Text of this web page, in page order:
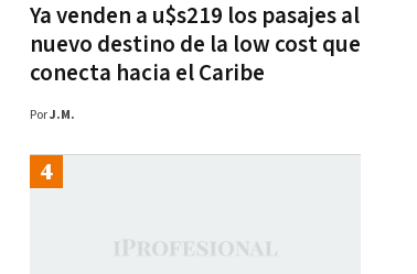
Ya venden a u$s219 los pasajes al
nuevo destino de la low cost que
conecta hacia el Caribe
PorJ.M.